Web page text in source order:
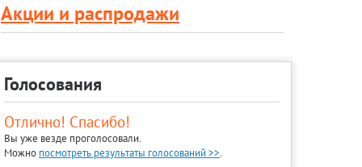
Акции и распродажи
Голосования
Отлично! Спасибо!
Вы уже везде проголосовали.
Можно посмотреть результаты голосований >>.